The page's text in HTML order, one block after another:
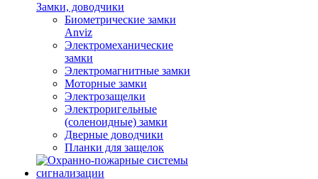
Замки, доводчики
Биометрические замки
Anviz
Электромеханические
замки
Электромагнитные замки
Моторные замки
Электрозащелки
Электроригельные
(cоленоидные) замки
Дверные доводчики
Планки для защелок